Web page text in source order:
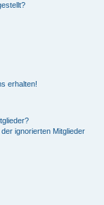
erhalten!
ignorierten Mitglieder